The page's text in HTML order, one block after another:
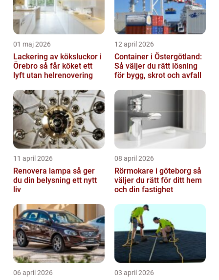
01 maj 2026
Lackering av köksluckor i
Örebro så får köket ett
lyft utan helrenovering
12 april 2026
Container i Östergötland:
Så väljer du rätt lösning
för bygg, skrot och avfall
11 april 2026
Renovera lampa så ger
du din belysning ett nytt
liv
08 april 2026
Rörmokare i göteborg så
väljer du rätt för ditt hem
och din fastighet
06 april 2026 03 april 2026